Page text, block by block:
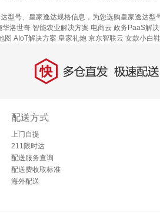
型号、皇家逸达规格信息，为您选购皇家逸达型
华洛世奇 智能农业解决方案 电商云 政务PaaS解
图 AIoT解决方案 皇家礼炮 京东智联云 女款小白鞋
快 多仓直发，极速配送
配送方式
上门自提
211限时达
配送服务查询
配送费收取标准
海外配送